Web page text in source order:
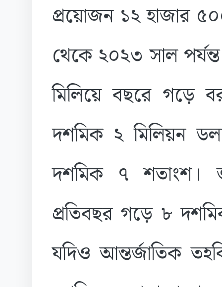
প্রয়োজন ১২ হাজার
থেকে ২০২৩ সাল
মিলিয়ে বছরে গড়ে
দশমিক ২ মিলিয়ন
দশমিক ৭ শতাংশ।
প্রতিবছর গড়ে ৮
যদিও আন্তর্জাতিক